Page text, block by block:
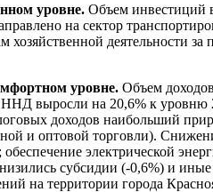
уровне. Объем инвестиций
на сектор
деятельности
уровне. Объем
выросли на 20,6% к уровню
доходов наибольший
и оптовой торговли).
электрической
субсидии (-0,6%) и
на территории города